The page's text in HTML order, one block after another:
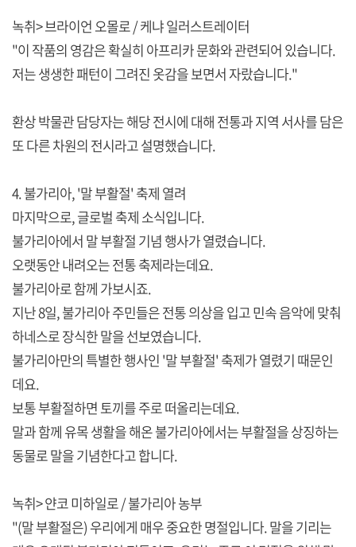
녹취> 브라이언 오몰로 / 케냐 일러스트레이터
"이 작품의 영감은 확실히 아프리카 문화와 관련되어 있습니다.
저는 생생한 패턴이 그려진 옷감을 보면서 자랐습니다."
환상 박물관 담당자는 해당 전시에 대해 전통과 지역 서사를 담은
또 다른 차원의 전시라고 설명했습니다.
4. 불가리아, '말 부활절' 축제 열려
마지막으로, 글로벌 축제 소식입니다.
불가리아에서 말 부활절 기념 행사가 열렸습니다.
오랫동안 내려오는 전통 축제라는데요.
불가리아로 함께 가보시죠.
지난 8일, 불가리아 주민들은 전통 의상을 입고 민속 음악에 맞춰
하네스로 장식한 말을 선보였습니다.
불가리아만의 특별한 행사인 '말 부활절' 축제가 열렸기 때문인
데요.
보통 부활절하면 토끼를 주로 떠올리는데요.
말과 함께 유목 생활을 해온 불가리아에서는 부활절을 상징하는
동물로 말을 기념한다고 합니다.
녹취> 얀코 미하일로 / 불가리아 농부
"(말 부활절은) 우리에게 매우 중요한 명절입니다. 말을 기리는